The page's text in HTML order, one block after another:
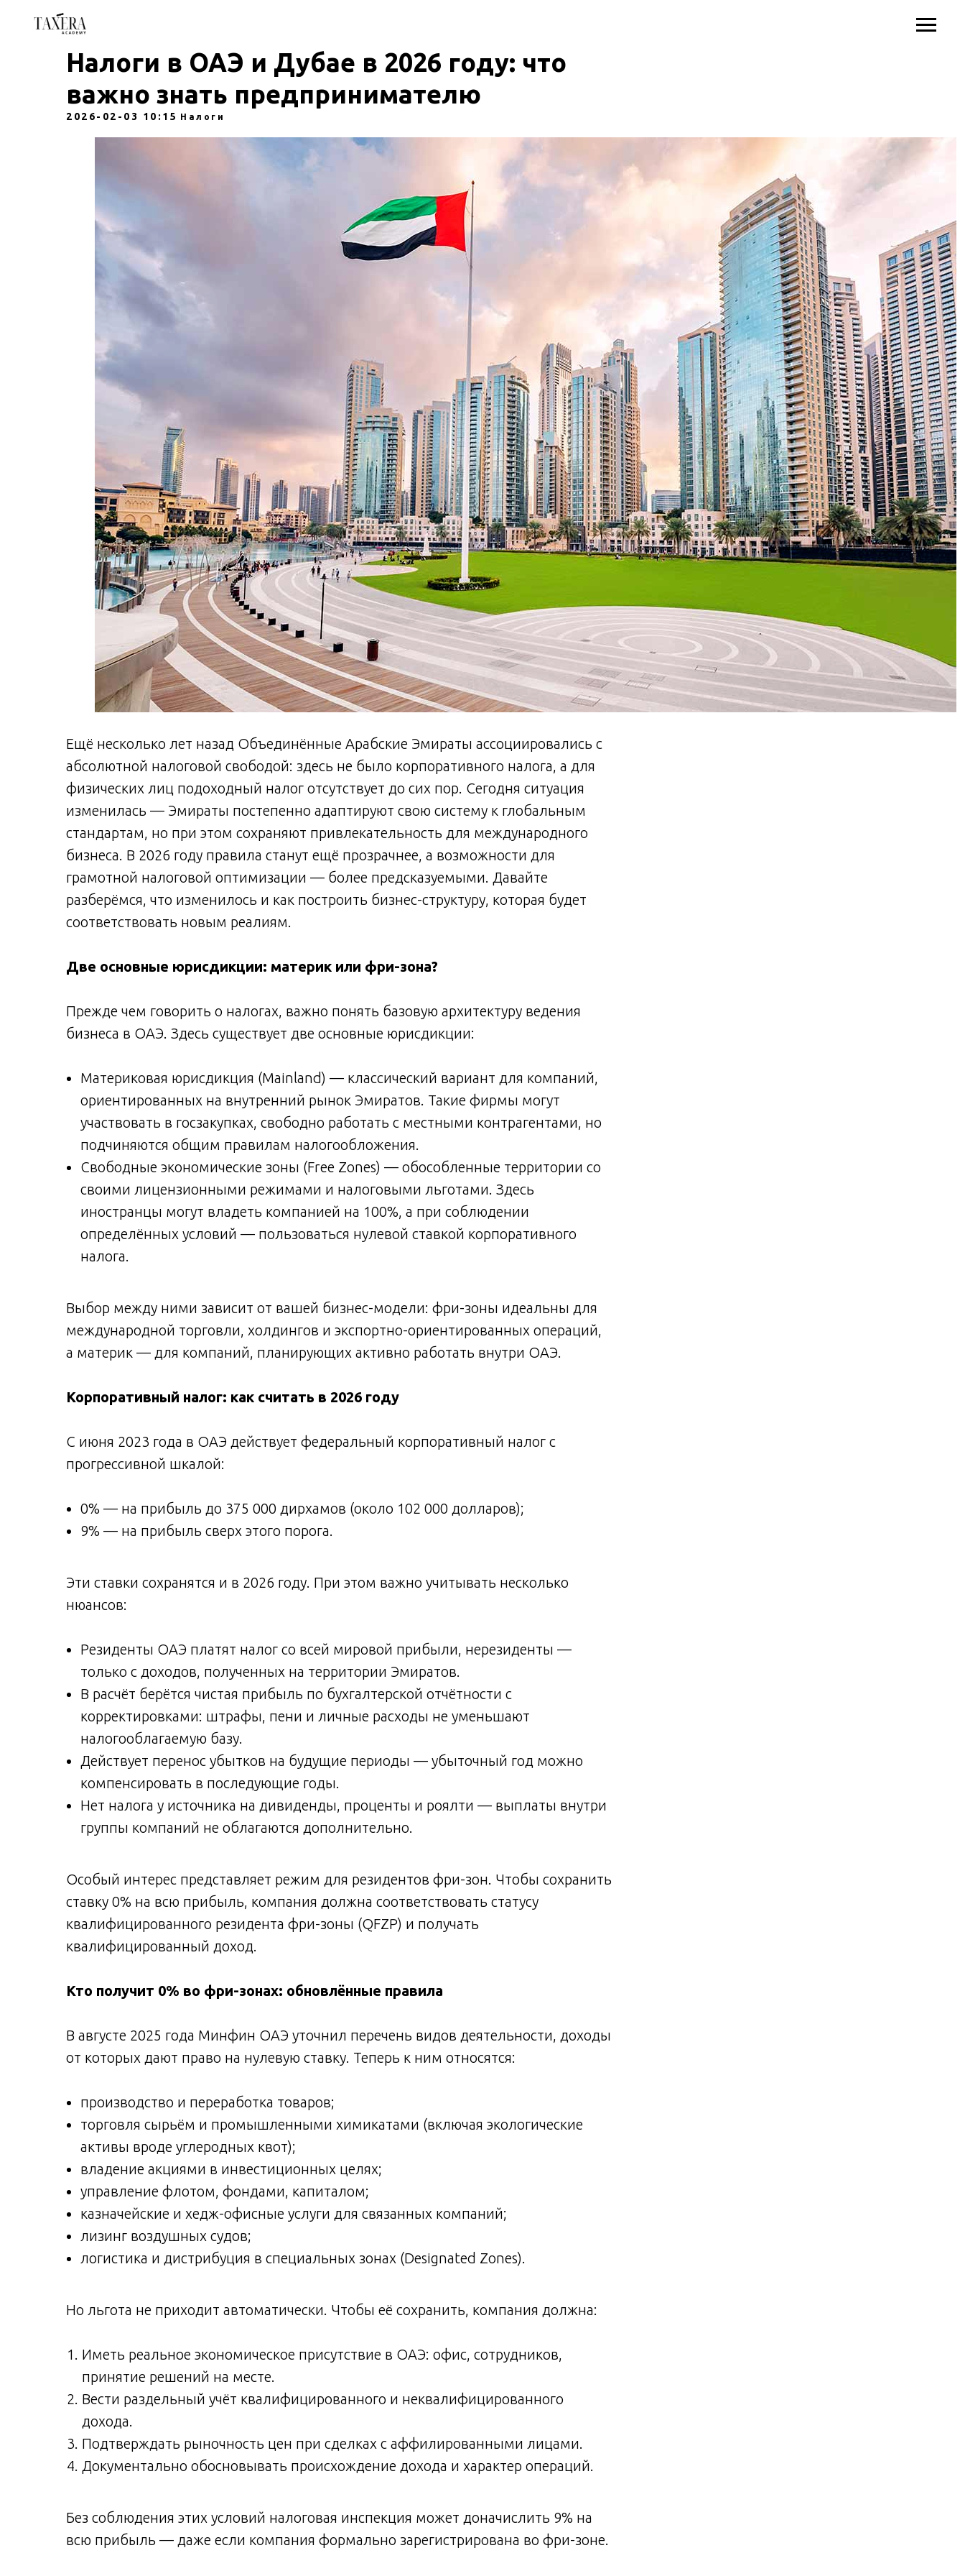
Налоги в ОАЭ и Дубае в 2026 году: что
важно знать предпринимателю
2026-02-03 10:15 Налоги
Ещё несколько лет назад Объединённые Арабские Эмираты ассоциировались с
абсолютной налоговой свободой: здесь не было корпоративного налога, а для
физических лиц подоходный налог отсутствует до сих пор. Сегодня ситуация
изменилась — Эмираты постепенно адаптируют свою систему к глобальным
стандартам, но при этом сохраняют привлекательность для международного
бизнеса. В 2026 году правила станут ещё прозрачнее, а возможности для
грамотной налоговой оптимизации — более предсказуемыми. Давайте
разберёмся, что изменилось и как построить бизнес-структуру, которая будет
соответствовать новым реалиям.
Две основные юрисдикции: материк или фри-зона?
Прежде чем говорить о налогах, важно понять базовую архитектуру ведения
бизнеса в ОАЭ. Здесь существует две основные юрисдикции:
Материковая юрисдикция (Mainland) — классический вариант для компаний,
ориентированных на внутренний рынок Эмиратов. Такие фирмы могут
участвовать в госзакупках, свободно работать с местными контрагентами, но
подчиняются общим правилам налогообложения.
Свободные экономические зоны (Free Zones) — обособленные территории со
своими лицензионными режимами и налоговыми льготами. Здесь
иностранцы могут владеть компанией на 100%, а при соблюдении
определённых условий — пользоваться нулевой ставкой корпоративного
налога.
Выбор между ними зависит от вашей бизнес-модели: фри-зоны идеальны для
международной торговли, холдингов и экспортно-ориентированных операций,
а материк — для компаний, планирующих активно работать внутри ОАЭ.
Корпоративный налог: как считать в 2026 году
С июня 2023 года в ОАЭ действует федеральный корпоративный налог с
прогрессивной шкалой:
0% — на прибыль до 375 000 дирхамов (около 102 000 долларов);
9% — на прибыль сверх этого порога.
Эти ставки сохранятся и в 2026 году. При этом важно учитывать несколько
нюансов:
Резиденты ОАЭ платят налог со всей мировой прибыли, нерезиденты —
только с доходов, полученных на территории Эмиратов.
В расчёт берётся чистая прибыль по бухгалтерской отчётности с
корректировками: штрафы, пени и личные расходы не уменьшают
налогооблагаемую базу.
Действует перенос убытков на будущие периоды — убыточный год можно
компенсировать в последующие годы.
Нет налога у источника на дивиденды, проценты и роялти — выплаты внутри
группы компаний не облагаются дополнительно.
Особый интерес представляет режим для резидентов фри-зон. Чтобы сохранить
ставку 0% на всю прибыль, компания должна соответствовать статусу
квалифицированного резидента фри-зоны (QFZP) и получать
квалифицированный доход.
Кто получит 0% во фри-зонах: обновлённые правила
В августе 2025 года Минфин ОАЭ уточнил перечень видов деятельности, доходы
от которых дают право на нулевую ставку. Теперь к ним относятся:
производство и переработка товаров;
торговля сырьём и промышленными химикатами (включая экологические
активы вроде углеродных квот);
владение акциями в инвестиционных целях;
управление флотом, фондами, капиталом;
казначейские и хедж-офисные услуги для связанных компаний;
лизинг воздушных судов;
логистика и дистрибуция в специальных зонах (Designated Zones).
Но льгота не приходит автоматически. Чтобы её сохранить, компания должна:
Иметь реальное экономическое присутствие в ОАЭ: офис, сотрудников,
принятие решений на месте.
Вести раздельный учёт квалифицированного и неквалифицированного
дохода.
Подтверждать рыночность цен при сделках с аффилированными лицами.
Документально обосновывать происхождение дохода и характер операций.
Без соблюдения этих условий налоговая инспекция может доначислить 9% на
всю прибыль — даже если компания формально зарегистрирована во фри-зоне.